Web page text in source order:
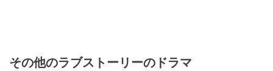
その他のラブストーリーのドラマ